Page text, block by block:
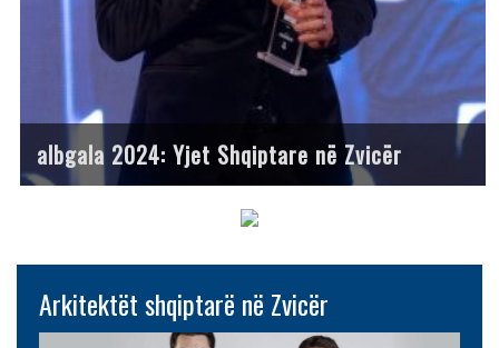
albgala 2024: Yjet Shqiptare në Zvicër
Arkitektët shqiptarë në Zvicër